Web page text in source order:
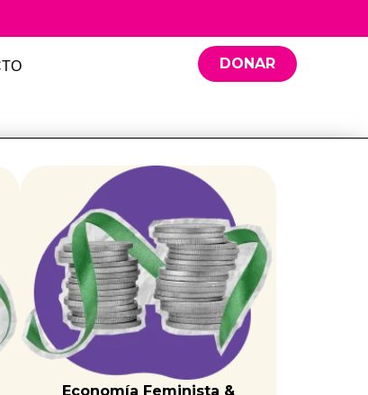
DONAR
Economía Feminista &
representante